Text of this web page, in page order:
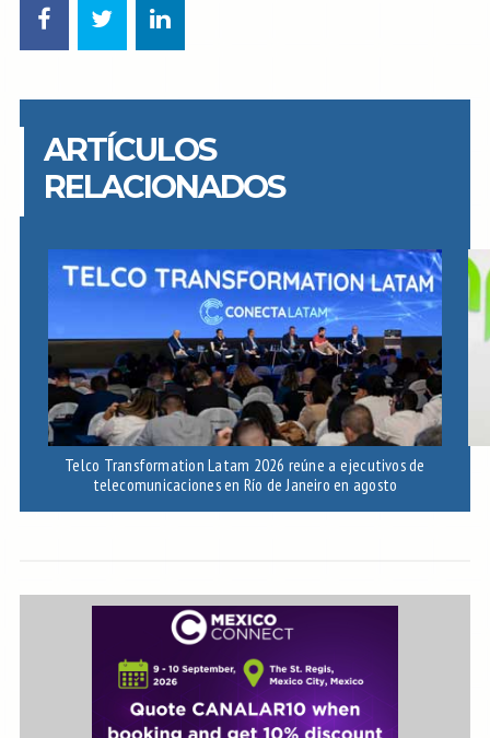
ARTÍCULOS
RELACIONADOS
Telco Transformation Latam 2026 reúne a ejecutivos de
telecomunicaciones en Río de Janeiro en agosto